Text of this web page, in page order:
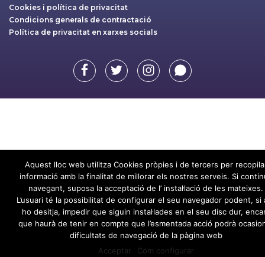
Cookies i política de privacitat
Condicions generals de contractació
Política de privacitat en xarxes socials
FacebookTwitter InstagramWhatsapp
Aquest lloc web utilitza Cookies pròpies i de tercers per
informació amb la finalitat de millorar els nostres serveis. Si
navegant, suposa la acceptació de l’ instal·lació de les mateixes.
L’usuari té la possibilitat de configurar el seu navegador podent, si
ho desitja, impedir que siguin instal·lades en el seu disc dur,
que haurà de tenir en compte que l’esmentada acció podrà
dificultats de navegació de la pàgina web
Acceptar
Com configurar